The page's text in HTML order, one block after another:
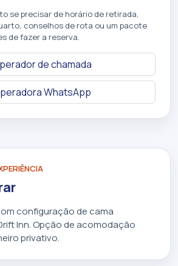
se precisar de horário de retirada,
conselhos de rota ou um pacote
de fazer a reserva.
de chamada
WhatsApp
configuração de cama
Inn. Opção de acomodação
privativo.